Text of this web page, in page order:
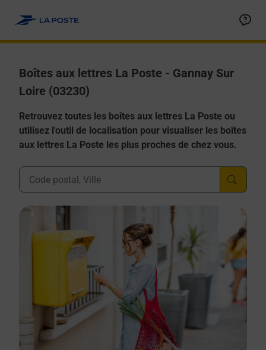
Boîtes aux lettres La Poste - Gannay Sur
Loire (03230)
Retrouvez toutes les boîtes aux lettres La Poste ou
utilisez l'outil de localisation pour visualiser les boîtes
aux lettres La Poste les plus proches de chez vous.
Ville, Département, Code Postal